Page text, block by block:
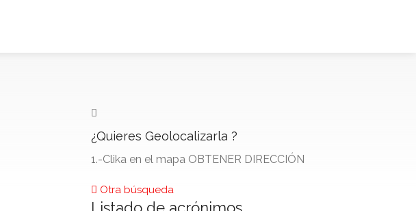
¿Quieres Geolocalizarla ?
1.-Clika en el mapa OBTENER DIRECCIÓN
Otra búsqueda